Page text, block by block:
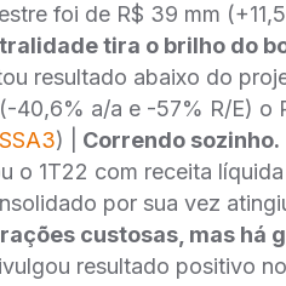
foi de R$ 39 mm
tira o brilho do
resultado abaixo do
(-40,6% a/a e -57% R/E)
) | Correndo sozinho.
o 1T22 com receita
por sua vez
custosas, mas há
resultado positivo